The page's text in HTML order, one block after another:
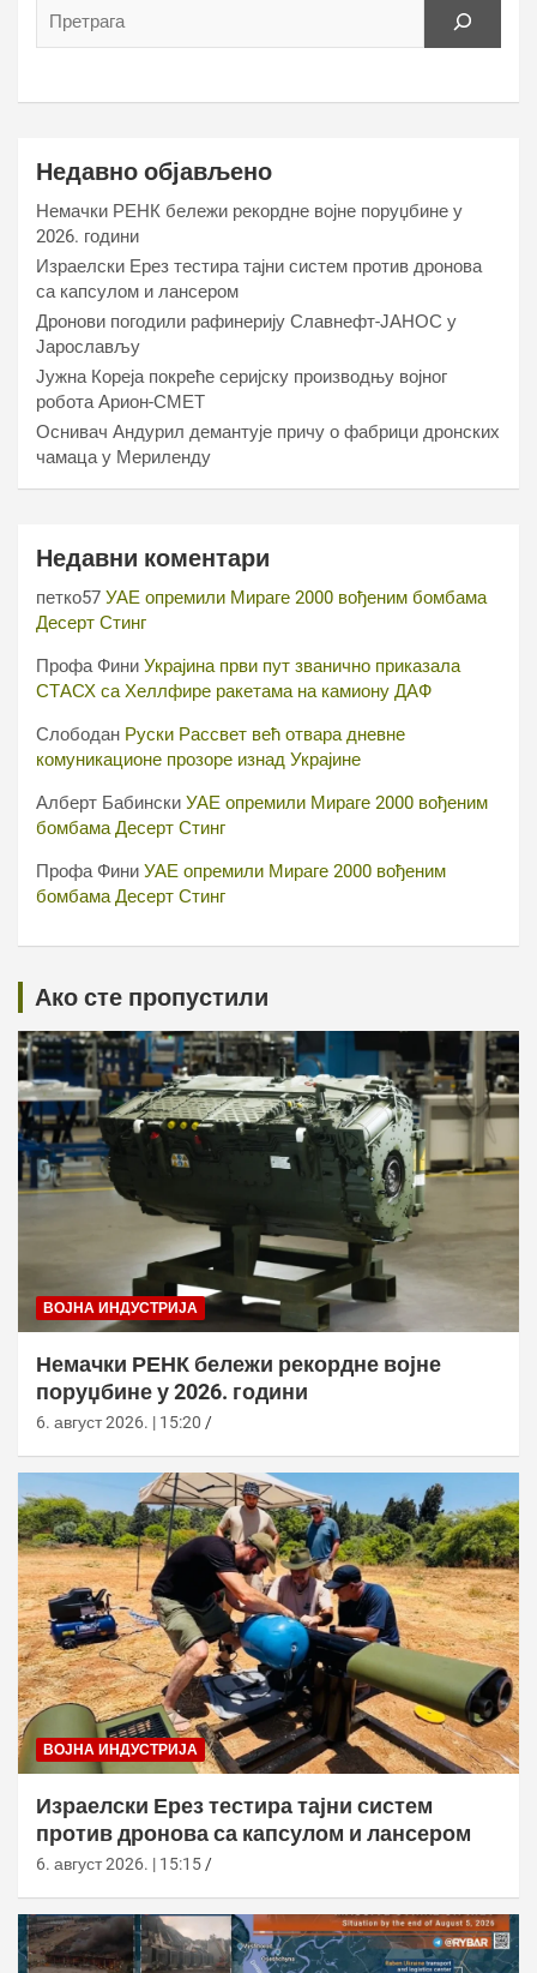
Недавно објављено
Немачки РЕНК бележи рекордне војне поруџбине у
2026. години
Израелски Ерез тестира тајни систем против дронова
са капсулом и лансером
Дронови погодили рафинерију Славнефт-ЈАНОС у
Јарослављу
Јужна Кореја покреће серијску производњу војног
робота Арион-СМЕТ
Оснивач Андурил демантује причу о фабрици дронских
чамаца у Мериленду
Недавни коментари
петко57 УАЕ опремили Мираге 2000 вођеним бомбама
Десерт Стинг
Профа Фини Украјина први пут званично приказала
СТАСХ са Хеллфире ракетама на камиону ДАФ
Слободан Руски Рассвет већ отвара дневне
комуникационе прозоре изнад Украјине
Алберт Бабински УАЕ опремили Мираге 2000 вођеним
бомбама Десерт Стинг
Профа Фини УАЕ опремили Мираге 2000 вођеним
бомбама Десерт Стинг
Ако сте пропустили
ВОЈНА ИНДУСТРИЈА
Немачки РЕНК бележи рекордне војне
поруџбине у 2026. години
6. август 2026. | 15:20
ВОЈНА ИНДУСТРИЈА
Израелски Ерез тестира тајни систем
против дронова са капсулом и лансером
6. август 2026. | 15:15